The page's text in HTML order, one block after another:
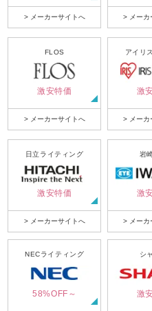
> メーカーサイトへ > メーカ
FLOS
激安特価
> メーカーサイトへ
アイリ
激
> メーカ
日立ライティング
激安特価
> メーカーサイトへ
岩
激
> メーカ
NECライティング
58%OFF～
シ
激